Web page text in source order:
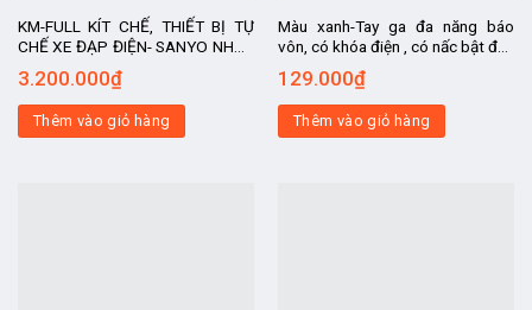
KM-FULL KÍT CHẾ, THIẾT BỊ TỰ
CHẾ XE ĐẠP ĐIỆN- SANYO NHẬT
MỚI BÁNH TRƯỚC dùng cho
người già, học sinh, kit chế xe
điện
3.200.000₫
Thêm vào giỏ hàng
Màu xanh-Tay ga đa năng báo
vôn, có khóa điện , có nấc bật đèn
chiếu sáng, dùng cho tất cả các
loại điện áp.
129.000₫
Thêm vào giỏ hàng